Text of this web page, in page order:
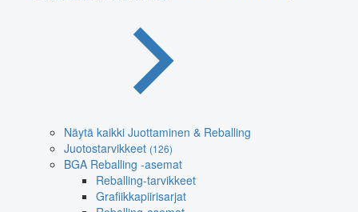
Näytä kaikki Juottaminen & Reballing
Juotostarvikkeet (126)
BGA Reballing -asemat
Reballing-tarvikkeet
Grafiikkapiirisarjat